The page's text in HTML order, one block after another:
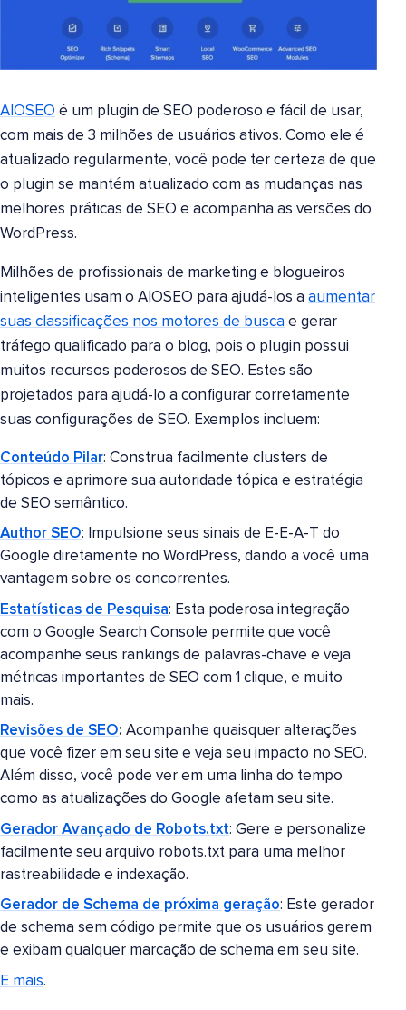
AIOSEO é um plugin de SEO poderoso e fácil de usar,
com mais de 3 milhões de usuários ativos. Como ele é
atualizado regularmente, você pode ter certeza de que
o plugin se mantém atualizado com as mudanças nas
melhores práticas de SEO e acompanha as versões do
WordPress.
Milhões de profissionais de marketing e blogueiros
inteligentes usam o AIOSEO para ajudá-los a aumentar
suas classificações nos motores de busca e gerar
tráfego qualificado para o blog, pois o plugin possui
muitos recursos poderosos de SEO. Estes são
projetados para ajudá-lo a configurar corretamente
suas configurações de SEO. Exemplos incluem:
Conteúdo Pilar: Construa facilmente clusters de
tópicos e aprimore sua autoridade tópica e estratégia
de SEO semântico.
Author SEO: Impulsione seus sinais de E-E-A-T do
Google diretamente no WordPress, dando a você uma
vantagem sobre os concorrentes.
Estatísticas de Pesquisa: Esta poderosa integração
com o Google Search Console permite que você
acompanhe seus rankings de palavras-chave e veja
métricas importantes de SEO com 1 clique, e muito
mais.
Revisões de SEO: Acompanhe quaisquer alterações
que você fizer em seu site e veja seu impacto no SEO.
Além disso, você pode ver em uma linha do tempo
como as atualizações do Google afetam seu site.
Gerador Avançado de Robots.txt: Gere e personalize
facilmente seu arquivo robots.txt para uma melhor
rastreabilidade e indexação.
Gerador de Schema de próxima geração: Este gerador
de schema sem código permite que os usuários gerem
e exibam qualquer marcação de schema em seu site.
E mais.